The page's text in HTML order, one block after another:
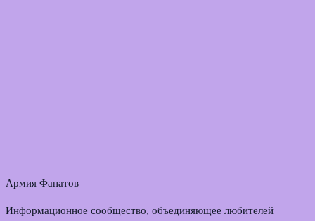
Армия Фанатов
Информационное сообщество, объединяющее любителей